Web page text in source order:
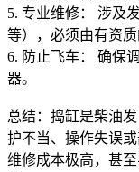
5. 专业维修： 涉及
等），必须由有资
6. 防止飞车： 确保
器。
总结：捣缸是柴油
护不当、操作失误
维修成本极高，甚